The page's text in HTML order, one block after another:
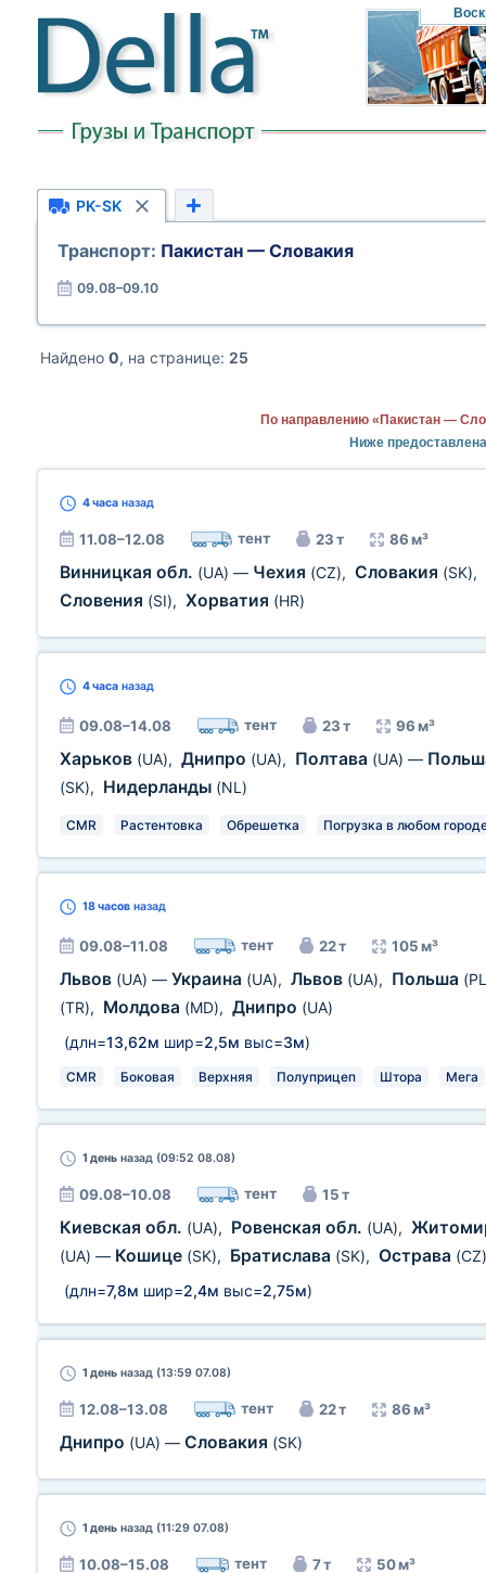
PK-SK
Транспорт: Пакистан — Словакия
09.08–09.10
Найдено 0, на странице: 25
По направлению «Пакистан —
Ниже
4 часа назад
11.08–12.08 тент 23 т 86 м³
Винницкая обл. (UA) — Чехия (CZ), Словакия (SK),
Словения (SI), Хорватия (HR)
4 часа назад
09.08–14.08 тент 23 т 96 м³
Харьков (UA), Днипро (UA), Полтава (UA) —
(SK), Нидерланды (NL)
CMR Растентовка Обрешетка Погрузка в любом
18 часов назад
09.08–11.08 тент 22 т 105 м³
Львов (UA) — Украина (UA), Львов (UA), Польша
(TR), Молдова (MD), Днипро (UA)
(длн=13,62м шир=2,5м выс=3м)
CMR Боковая Верхняя Полуприцеп Штора Мега
1 день назад (09:52 08.08)
09.08–10.08 тент 15 т
Киевская обл. (UA), Ровенская обл. (UA),
(UA) — Кошице (SK), Братислава (SK), Острава (CZ)
(длн=7,8м шир=2,4м выс=2,75м)
1 день назад (13:59 07.08)
12.08–13.08 тент 22 т 86 м³
Днипро (UA) — Словакия (SK)
1 день назад (11:29 07.08)
10.08–15.08 тент 7 т 50 м³